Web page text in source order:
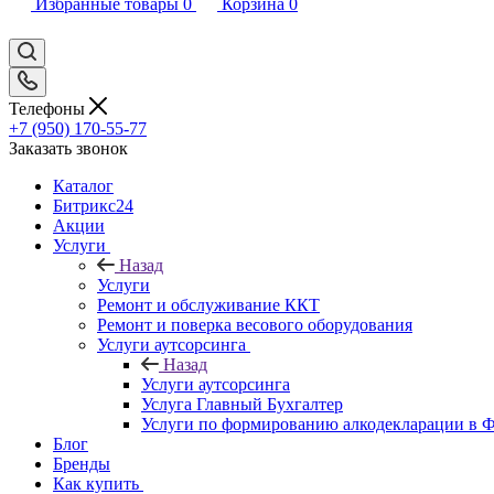
Избранные товары 0 Корзина 0
Телефоны
+7 (950) 170-55-77
Заказать звонок
Каталог
Битрикс24
Акции
Услуги
Назад
Услуги
Ремонт и обслуживание ККТ
Ремонт и поверка весового оборудования
Услуги аутсорсинга
Назад
Услуги аутсорсинга
Услуга Главный Бухгалтер
Услуги по формированию алкодекларации в
Блог
Бренды
Как купить